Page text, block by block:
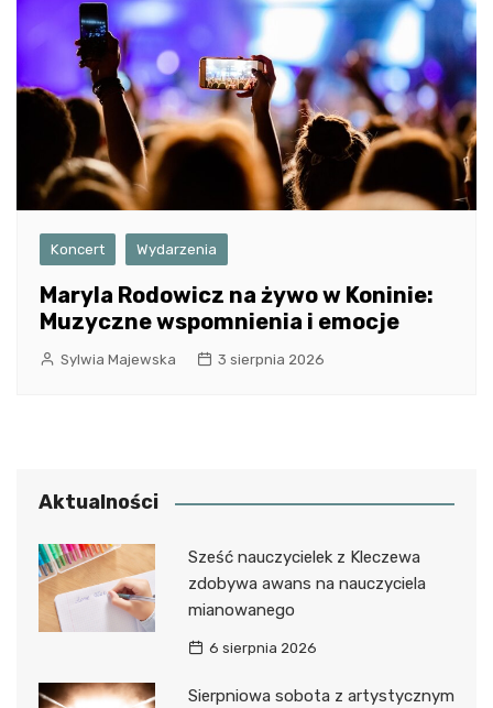
Koncert Wydarzenia
Maryla Rodowicz na żywo w Koninie:
Muzyczne wspomnienia i emocje
Sylwia Majewska 3 sierpnia 2026
Aktualności
Sześć nauczycielek z Kleczewa
zdobywa awans na nauczyciela
mianowanego
6 sierpnia 2026
Sierpniowa sobota z artystycznym